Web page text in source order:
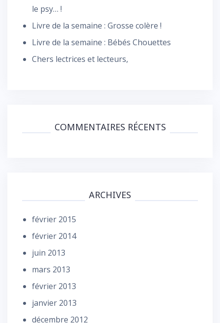
le psy… !
Livre de la semaine : Grosse colère !
Livre de la semaine : Bébés Chouettes
Chers lectrices et lecteurs,
COMMENTAIRES RÉCENTS
ARCHIVES
février 2015
février 2014
juin 2013
mars 2013
février 2013
janvier 2013
décembre 2012